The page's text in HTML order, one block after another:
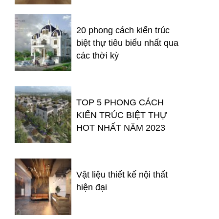
20 phong cách kiến trúc
biệt thự tiêu biểu nhất qua
các thời kỳ
TOP 5 PHONG CÁCH
KIẾN TRÚC BIỆT THỰ
HOT NHẤT NĂM 2023
Vật liệu thiết kế nội thất
hiện đại